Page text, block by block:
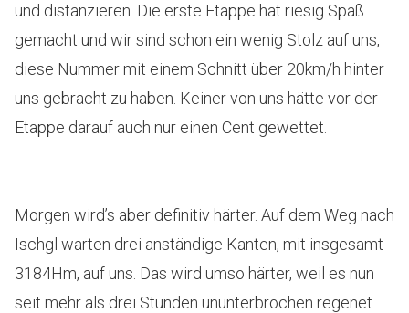
und distanzieren. Die erste Etappe hat riesig Spaß
gemacht und wir sind schon ein wenig Stolz auf uns,
diese Nummer mit einem Schnitt über 20km/h hinter
uns gebracht zu haben. Keiner von uns hätte vor der
Etappe darauf auch nur einen Cent gewettet.
Morgen wird’s aber definitiv härter. Auf dem Weg nach
Ischgl warten drei anständige Kanten, mit insgesamt
3184Hm, auf uns. Das wird umso härter, weil es nun
seit mehr als drei Stunden ununterbrochen regenet